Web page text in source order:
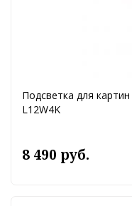
Подсветка для
L12W4K
8 490 руб.